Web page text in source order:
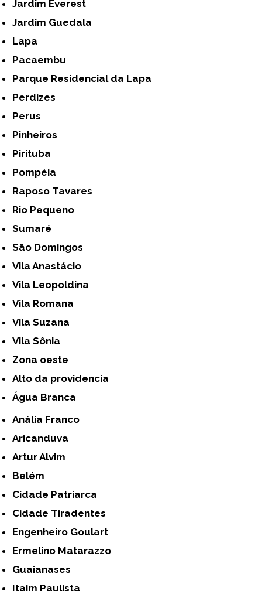
Jardim Everest
Jardim Guedala
Lapa
Pacaembu
Parque Residencial da Lapa
Perdizes
Perus
Pinheiros
Pirituba
Pompéia
Raposo Tavares
Rio Pequeno
Sumaré
São Domingos
Vila Anastácio
Vila Leopoldina
Vila Romana
Vila Suzana
Vila Sônia
Zona oeste
alto da providencia
Água Branca
Anália Franco
Aricanduva
Artur Alvim
Belém
Cidade Patriarca
Cidade Tiradentes
Engenheiro Goulart
Ermelino Matarazzo
Guaianases
Itaim Paulista